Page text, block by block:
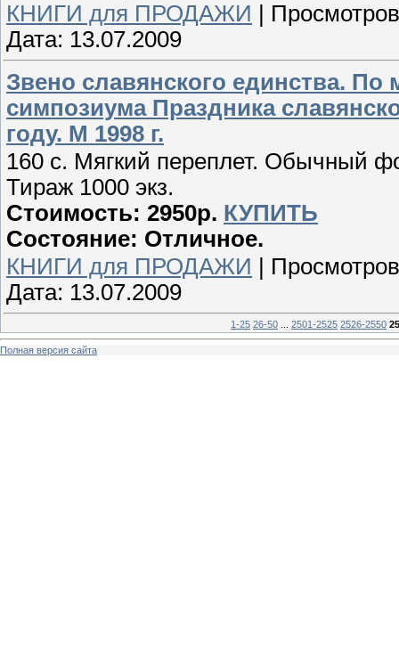
КНИГИ для ПРОДАЖИ
Дата: 13.07.2009
Звено славянского единства. По
симпозиума Праздника
году. М 1998 г.
160 с. Мягкий переплет. Обычный
Тираж 1000 экз.
Стоимость: 2950р. КУПИТЬ
Состояние: Отличное.
КНИГИ для ПРОДАЖИ |
Дата: 13.07.2009
1-25 26-50 2501-2525 2526-2550
Полная версия сайта